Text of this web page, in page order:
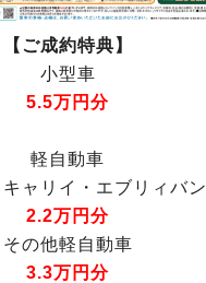
【ご成約特典】
小型車
5.5万円分
軽自動車
ャリイ・エブリィバン
2.2万円分
その他軽自動車
3.3万円分